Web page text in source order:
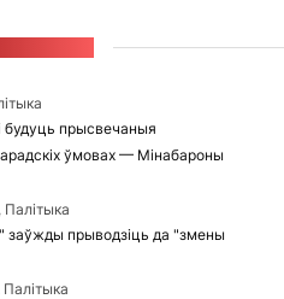
прысвечаныя
ўмовах — Мінабароны
прыводзіць да "змены